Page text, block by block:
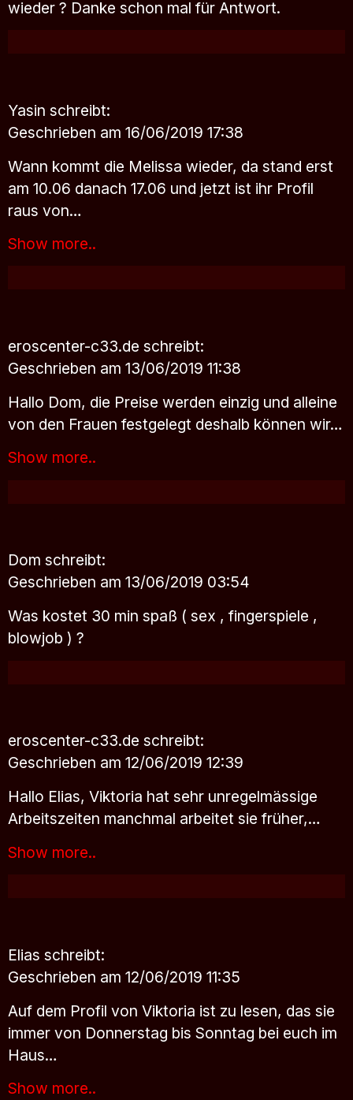
wieder ? Danke schon mal für Antwort.
Yasin schreibt:
Geschrieben am 16/06/2019 17:38
Wann kommt die Melissa wieder, da stand erst
am 10.06 danach 17.06 und jetzt ist ihr Profil
raus von…
Show more..
eroscenter-c33.de schreibt:
Geschrieben am 13/06/2019 11:38
Hallo Dom, die Preise werden einzig und alleine
von den Frauen festgelegt deshalb können wir…
Show more..
Dom schreibt:
Geschrieben am 13/06/2019 03:54
Was kostet 30 min spaß ( sex , fingerspiele ,
blowjob ) ?
eroscenter-c33.de schreibt:
Geschrieben am 12/06/2019 12:39
Hallo Elias, Viktoria hat sehr unregelmässige
Arbeitszeiten manchmal arbeitet sie früher,…
Show more..
Elias schreibt:
Geschrieben am 12/06/2019 11:35
Auf dem Profil von Viktoria ist zu lesen, das sie
immer von Donnerstag bis Sonntag bei euch im
Haus…
Show more..